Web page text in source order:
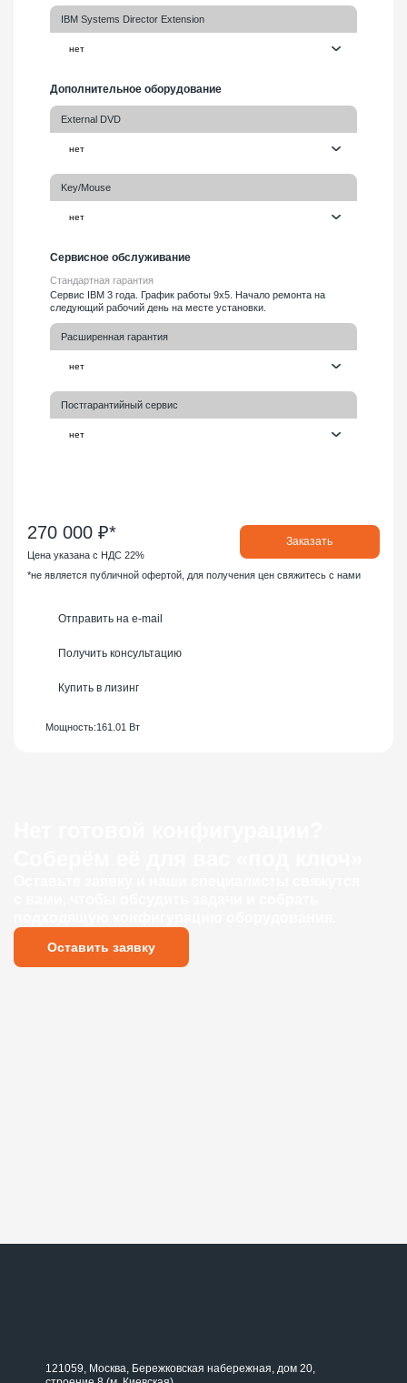
IBM Systems Director Extension
Дополнительное оборудование
External DVD
Key/Mouse
Сервисное обслуживание
Стандартная гарантия
Сервис IBM 3 года. График работы 9х5. Начало ремонта на
следующий рабочий день на месте установки.
Расширенная гарантия
Постгарантийный сервис
270 000 ₽*
Цена указана с НДС 22%
Заказать
*не является публичной офертой, для получения цен свяжитесь с нами
Отправить на e-mail
Получить консультацию
Купить в лизинг
Мощность:161.01 Вт
Оставить заявку
121059, Москва, Бережковская набережная, дом 20,